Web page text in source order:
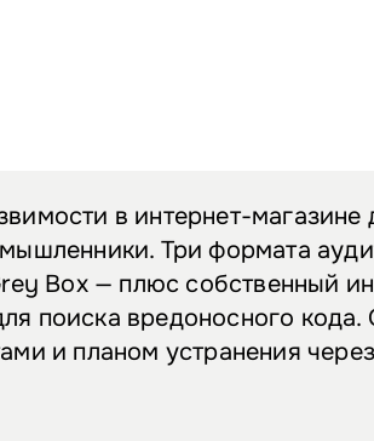
в интернет-магазине
Три формата
Box — плюс собственный
поиска вредоносного кода.
и планом устранения